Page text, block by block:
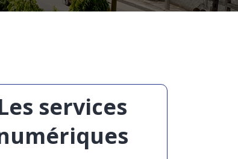
services